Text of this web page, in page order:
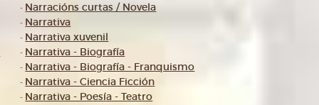
- Narracións curtas / Novela
- Narrativa
- Narrativa xuvenil
- Narrativa - Biografía
- Narrativa - Biografía - Franquismo
- Narrativa - Ciencia Ficción
- Narrativa - Poesía - Teatro